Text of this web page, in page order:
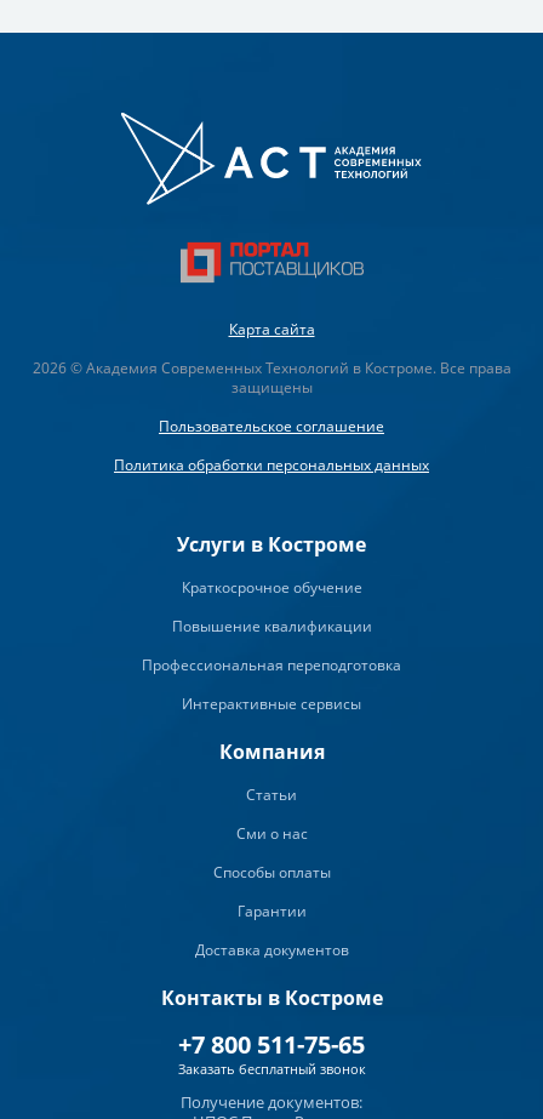
Карта сайта
2026 © Академия Современных Технологий в Костроме. Все права
защищены
Пользовательское соглашение
Политика обработки персональных данных
Услуги в Костроме
Краткосрочное обучение
Повышение квалификации
Профессиональная переподготовка
Интерактивные сервисы
Компания
Статьи
Сми о нас
Способы оплаты
Гарантии
Доставка документов
Контакты в Костроме
+7 800 511-75-65
Заказать бесплатный звонок
Получение документов: